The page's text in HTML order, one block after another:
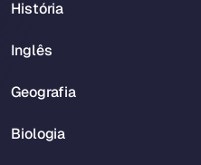
História
Inglês
Geografia
Biologia